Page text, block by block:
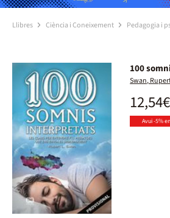
Llibres Ciència i Coneixement Pedagogia i
100
Swan,
12,54€
Avui -5%